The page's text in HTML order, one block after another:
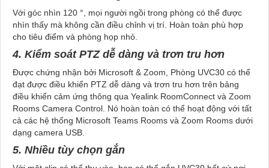
Với góc nhìn 120 °, mọi người ngồi trong phòng có thể được
nhìn thấy mà không cần điều chỉnh vị trí. Hoàn toàn phù hợp
cho tiêu điểm và phòng họp nhỏ.
4. Kiểm soát PTZ dễ dàng và trơn tru hơn
Được chứng nhận bởi Microsoft & Zoom, Phòng UVC30 có thể
đạt được điều khiển PTZ dễ dàng và trơn tru hơn trên bảng
điều khiển cảm ứng thông qua Yealink RoomConnect và Zoom
Rooms Camera Control. Nó hoàn toàn có thể hoạt động với tất
cả các hệ thống Microsoft Teams Rooms và Zoom Rooms dưới
dạng camera USB.
5. Nhiều tùy chọn gắn